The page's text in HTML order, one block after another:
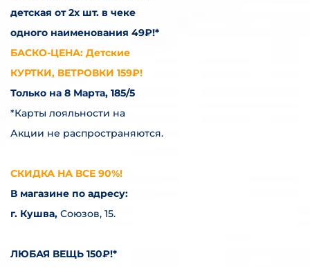
детская от 2х шт. в чеке
одного наименования 49₽!*
БАСКО-ЦЕНА: Детские
КУРТКИ, ВЕТРОВКИ 159₽!
Только на 8 Марта, 185/5
*Карты лояльности на
Акции не распространяются.
СКИДКА НА ВСЕ 90%!
В магазине по адресу:
г. Кушва, Союзов, 15.
ЛЮБАЯ ВЕЩЬ 150₽!*